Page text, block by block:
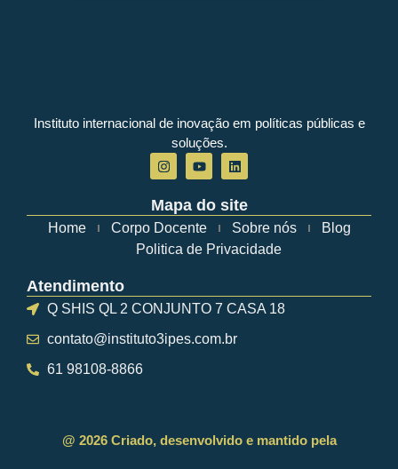
Instituto internacional de inovação em políticas públicas e
soluções.
Mapa do site
Home Corpo Docente Sobre nós
Blog
Politica de Privacidade
Atendimento
Q SHIS QL 2 CONJUNTO 7 CASA 18
contato@instituto3ipes.com.br
61 98108-8866
@ 2026 Criado, desenvolvido e mantido pela